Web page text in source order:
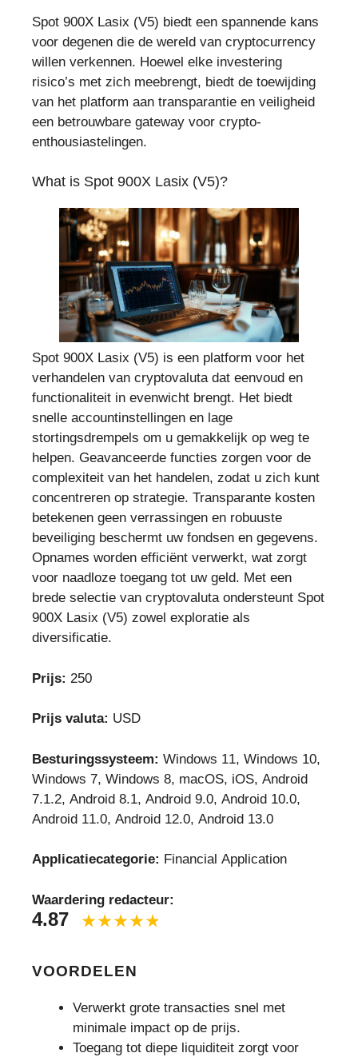
Spot 900X Lasix (V5) biedt een spannende kans
voor degenen die de wereld van cryptocurrency
willen verkennen. Hoewel elke investering
risico’s met zich meebrengt, biedt de toewijding
van het platform aan transparantie en veiligheid
een betrouwbare gateway voor crypto-
enthousiastelingen.
What is Spot 900X Lasix (V5)?
Spot 900X Lasix (V5) is een platform voor het
verhandelen van cryptovaluta dat eenvoud en
functionaliteit in evenwicht brengt. Het biedt
snelle accountinstellingen en lage
stortingsdrempels om u gemakkelijk op weg te
helpen. Geavanceerde functies zorgen voor de
complexiteit van het handelen, zodat u zich kunt
concentreren op strategie. Transparante kosten
betekenen geen verrassingen en robuuste
beveiliging beschermt uw fondsen en gegevens.
Opnames worden efficiënt verwerkt, wat zorgt
voor naadloze toegang tot uw geld. Met een
brede selectie van cryptovaluta ondersteunt Spot
900X Lasix (V5) zowel exploratie als
diversificatie.
Prijs: 250
Prijs valuta: USD
Besturingssysteem: Windows 11, Windows 10,
Windows 7, Windows 8, macOS, iOS, Android
7.1.2, Android 8.1, Android 9.0, Android 10.0,
Android 11.0, Android 12.0, Android 13.0
Applicatiecategorie: Financial Application
Waardering redacteur:
4.87
VOORDELEN
Verwerkt grote transacties snel met
minimale impact op de prijs.
Toegang tot diepe liquiditeit zorgt voor